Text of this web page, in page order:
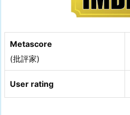
Metascore
(批評家)
User rating